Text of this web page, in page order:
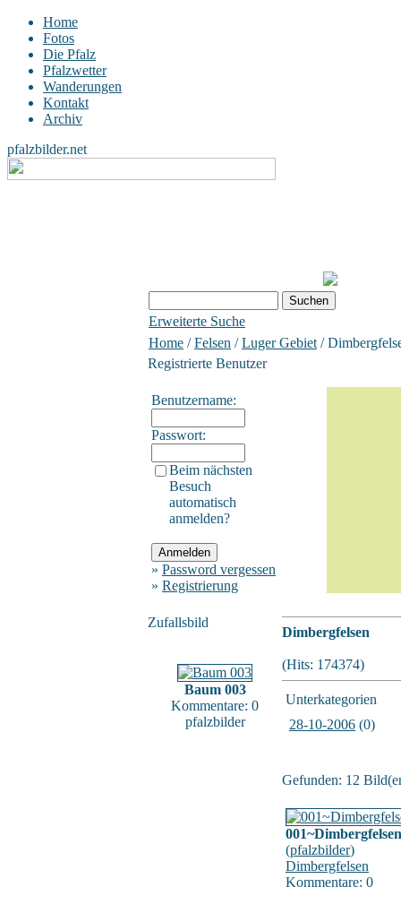
Home
Fotos
Die Pfalz
Pfalzwetter
Wanderungen
Kontakt
Archiv
pfalzbilder.net
Erweiterte Suche
Home /Felsen /Luger Gebiet /
Registrierte Benutzer
Benutzername:
Passwort:
Beim nächsten
Besuch
automatisch
anmelden?
» Password vergessen
» Registrierung
Zufallsbild
Baum 003
Kommentare: 0
pfalzbilder
Dimbergfelsen
(Hits: 174374)
Unterkategorien
28-10-2006 (0)
Gefunden: 12
001~Dimbergfelsen
(pfalzbilder)
Dimbergfelsen
Kommentare: 0